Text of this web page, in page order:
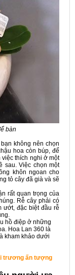
bàn
không nên chọn
hoa còn búp, để
thích nghi ở một
sau. Việc chọn một
khôn ngoan cho
tỏ cây đã già và sẽ
rất quan trọng của
Rễ cây phải có
ướt, đặc biệt đầu rễ
hồ điệp ở những
Hoa Lan 360 là
kham khảo dưới
trương ấn tượng